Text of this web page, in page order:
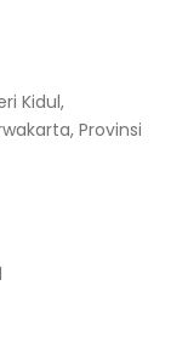
Kidul,
Provinsi